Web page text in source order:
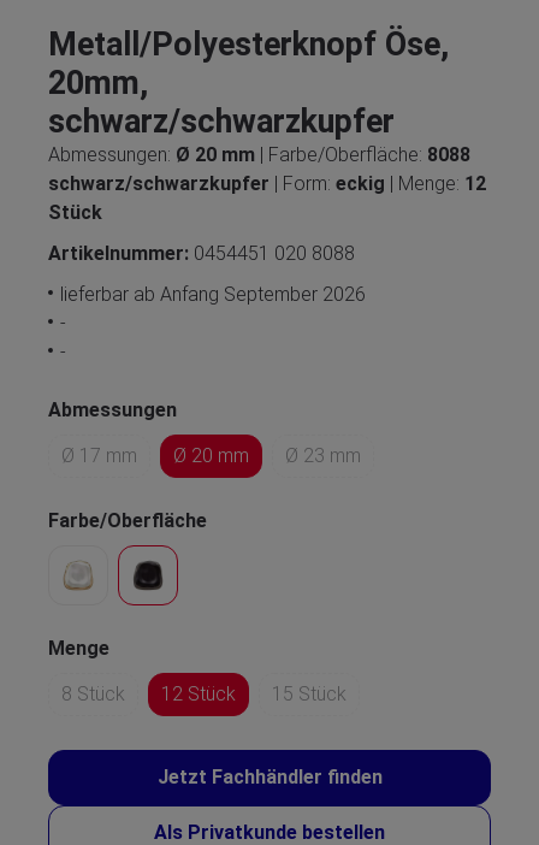
Metall/Polyesterknopf Öse,
20mm,
schwarz/schwarzkupfer
Abmessungen: Ø 20 mm | Farbe/Oberfläche: 8088
schwarz/schwarzkupfer | Form: eckig | Menge: 12
Stück
Artikelnummer: 0454451 020 8088
lieferbar ab Anfang September 2026
-
-
Abmessungen
Ø 17 mm
Ø 20 mm Ø 23 mm
Farbe/Oberfläche
Menge
8 Stück
12 Stück 15 Stück
Jetzt Fachhändler finden
Als Privatkunde bestellen